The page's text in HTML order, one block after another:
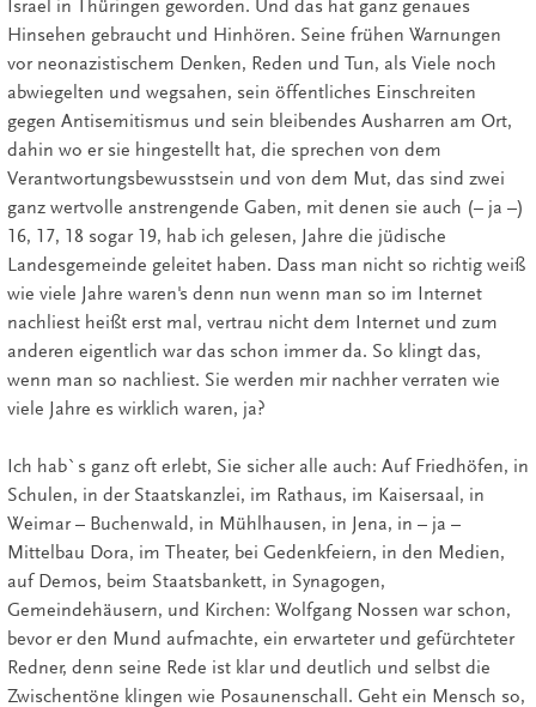
Israel in Thüringen geworden. Und das hat ganz genaues
Hinsehen gebraucht und Hinhören. Seine frühen Warnungen
vor neonazistischem Denken, Reden und Tun, als Viele noch
abwiegelten und wegsahen, sein öffentliches Einschreiten
gegen Antisemitismus und sein bleibendes Ausharren am Ort,
dahin wo er sie hingestellt hat, die sprechen von dem
Verantwortungsbewusstsein und von dem Mut, das sind zwei
ganz wertvolle anstrengende Gaben, mit denen sie auch (– ja –)
16, 17, 18 sogar 19, hab ich gelesen, Jahre die jüdische
Landesgemeinde geleitet haben. Dass man nicht so richtig weiß
wie viele Jahre waren's denn nun wenn man so im Internet
nachliest heißt erst mal, vertrau nicht dem Internet und zum
anderen eigentlich war das schon immer da. So klingt das,
wenn man so nachliest. Sie werden mir nachher verraten wie
viele Jahre es wirklich waren, ja?
Ich hab`s ganz oft erlebt, Sie sicher alle auch: Auf Friedhöfen, in
Schulen, in der Staatskanzlei, im Rathaus, im Kaisersaal, in
Weimar – Buchenwald, in Mühlhausen, in Jena, in – ja –
Mittelbau Dora, im Theater, bei Gedenkfeiern, in den Medien,
auf Demos, beim Staatsbankett, in Synagogen,
Gemeindehäusern, und Kirchen: Wolfgang Nossen war schon,
bevor er den Mund aufmachte, ein erwarteter und gefürchteter
Redner, denn seine Rede ist klar und deutlich und selbst die
Zwischentöne klingen wie Posaunenschall. Geht ein Mensch so,